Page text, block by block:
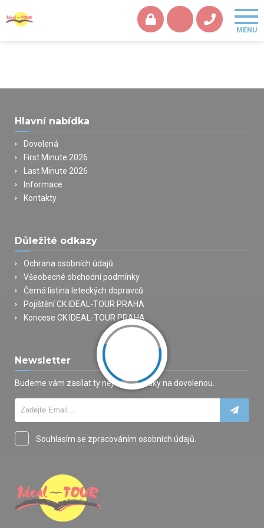
Hlavní nabídka
Dovolená
First Minute 2026
Last Minute 2026
Informace
Kontakty
Důležité odkazy
Ochrana osobních údajů
Všeobecné obchodní podmínky
Černá listina leteckých dopravců
Pojištění CK IDEAL-TOUR PRAHA
Koncese CK IDEAL-TOUR PRAHA
Newsletter
Budeme vám zasílat ty nejlepší nabídky na dovolenou.
Souhlasím se zpracováním osobních údajů.